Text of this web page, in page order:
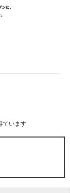
ています